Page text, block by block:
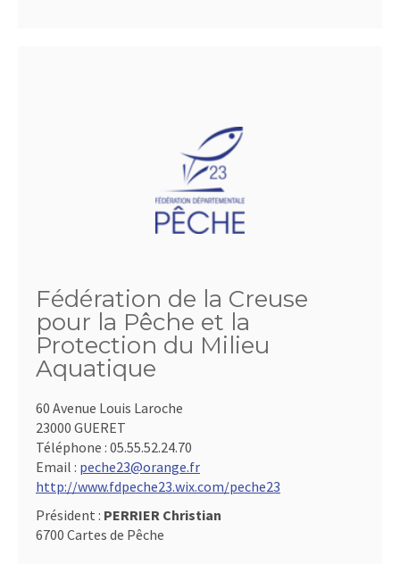
Fédération de la Creuse
pour la Pêche et la
Protection du Milieu
Aquatique
60 Avenue Louis Laroche
23000 GUERET
Téléphone : 05.55.52.24.70
Email : peche23@orange.fr
http://www.fdpeche23.wix.com/peche23
Président : PERRIER Christian
6700 Cartes de Pêche